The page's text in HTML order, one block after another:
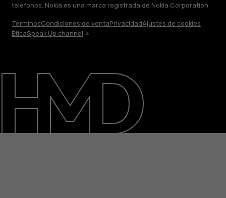
teléfonos. Nokia es una marca registrada de Nokia Corporation.
TérminosCondiciones de ventaPrivacidadAjustes de cookies
ÉticaSpeak Up channel